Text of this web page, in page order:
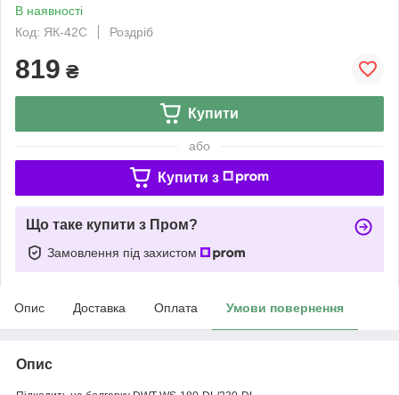
В наявності
Код: ЯК-42C
Роздріб
819 ₴
Купити
або
Купити з
Що таке купити з Пром?
Замовлення під захистом
Опис Доставка Оплата Умови повернення
Опис